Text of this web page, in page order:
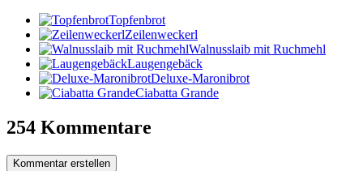
Topfenbrot
Zeilenweckerl
Walnusslaib mit Ruchmehl
Laugengebäck
Deluxe-Maronibrot
Ciabatta Grande
254 Kommentare
Kommentar erstellen